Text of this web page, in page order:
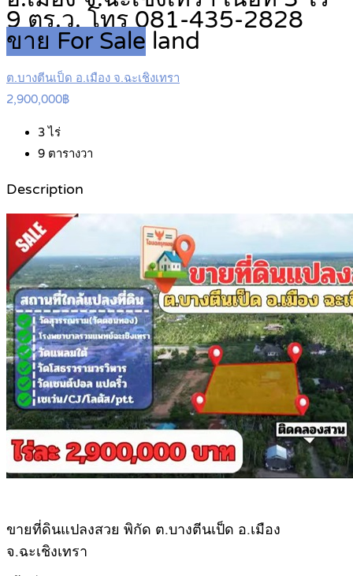
9 ตร.ว. โทร 081-435-2828
ขาย For Sale land
ต.บางตีนเป็ด อ.เมือง จ.ฉะเชิงเทรา
2,900,000฿
3ไร่
9 ตารางวา
Description
ขายที่ดินแปลงสวย พิกัด ต.บางตีนเป็ด อ.เมือง
จ.ฉะเชิงเทรา